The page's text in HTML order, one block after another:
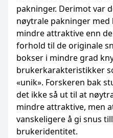
pakninger. Derimot var
nøytrale pakninger med
mindre attraktive enn
forhold til de originale
bokser i mindre grad
brukerkarakteristikker
«unik». Forskeren bak
det ikke så ut til at
mindre attraktive, men
vanskeligere å gi snus
brukeridentitet.